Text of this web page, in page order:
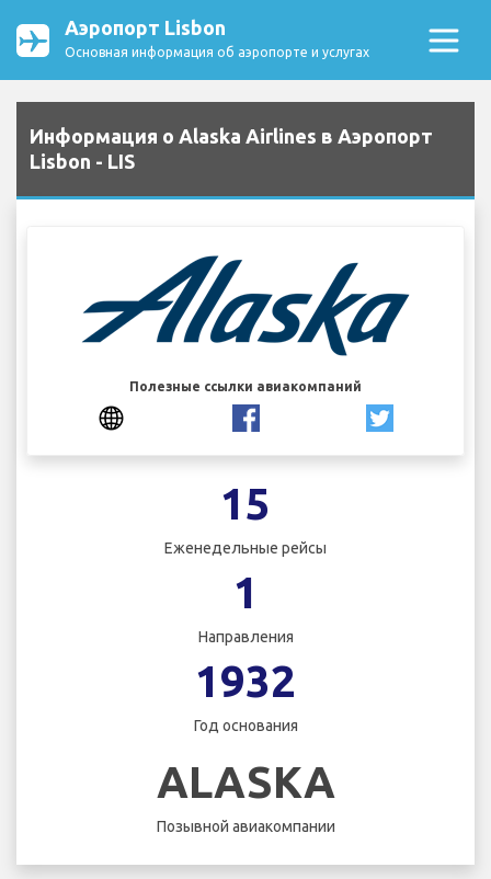
Аэропорт Lisbon
Основная информация об аэропорте и услугах
Информация о Alaska Airlines в Аэропорт
Lisbon - LIS
Полезные ссылки авиакомпаний
15
Еженедельные рейсы
1
Направления
1932
Год основания
ALASKA
Позывной авиакомпании